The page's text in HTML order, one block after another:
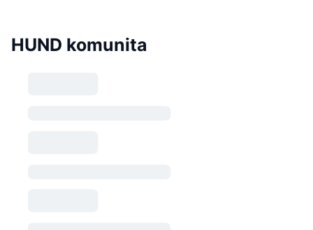
HUND komunita